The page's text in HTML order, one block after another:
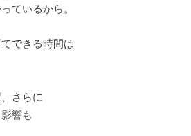
ているから。
できる時間は
さらに
響も